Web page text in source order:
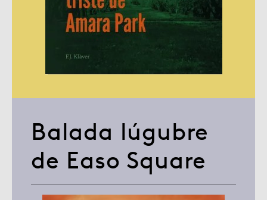
Balada lúgubre
de Easo Square